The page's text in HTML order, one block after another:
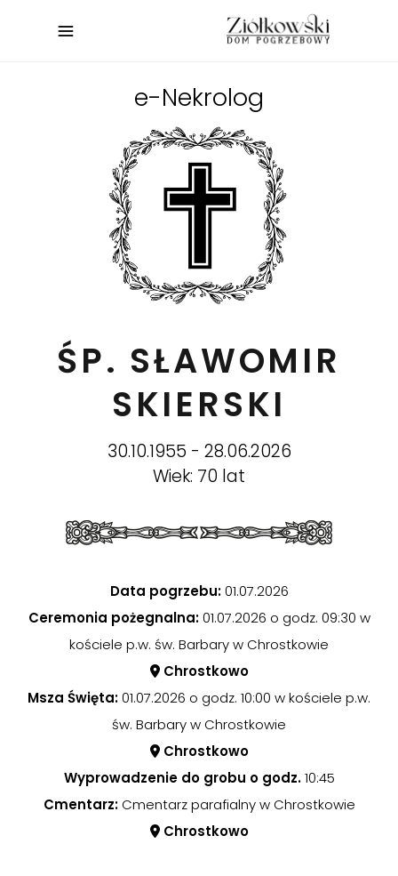
e-Nekrolog
ŚP. SŁAWOMIR
SKIERSKI
30.10.1955 - 28.06.2026
Wiek: 70 lat
Data pogrzebu:01.07.2026
Ceremonia pożegnalna:01.07.2026 o godz. 09:30 w
kościele p.w. św. Barbary w Chrostkowie
Chrostkowo
Msza Święta:01.07.2026 o godz. 10:00 w kościele p.w.
św. Barbary w Chrostkowie
Chrostkowo
Wyprowadzenie do grobu o godz.10:45
Cmentarz:Cmentarz parafialny w Chrostkowie
Chrostkowo